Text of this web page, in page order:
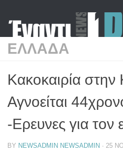
ΕΛΛΑΔΑ
Κακοκαιρία στην
Αγνοείται
-Ερευνες για τον
BY NEWSADMIN NEWSADMIN · 25